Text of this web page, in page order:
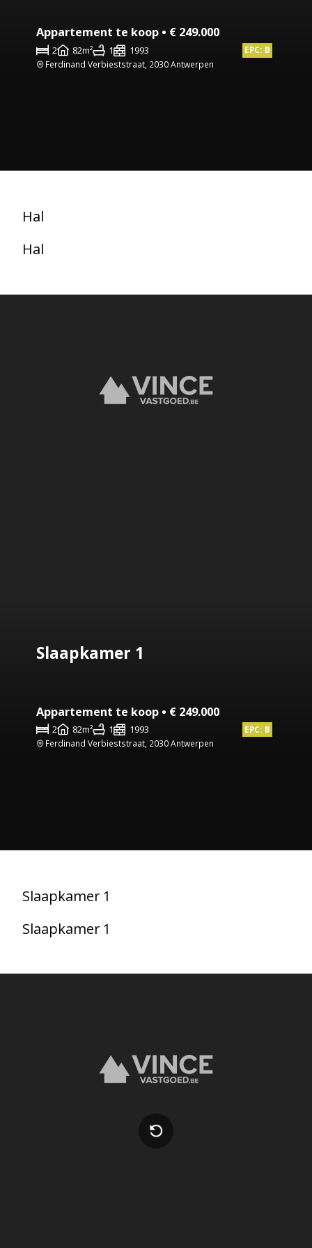
Appartement te koop • € 249.000
2 82m² 1 1993
EPC: B
Ferdinand Verbieststraat, 2030 Antwerpen
Hal
Hal
Slaapkamer 1
Appartement te koop • € 249.000
2 82m² 1 1993
EPC: B
Ferdinand Verbieststraat, 2030 Antwerpen
Slaapkamer 1
Slaapkamer 1